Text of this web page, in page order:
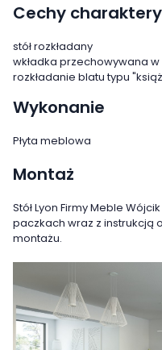
Cechy
stół rozkładany
wkładka przechowywana w
rozkładanie blatu typu
Wykonanie
Płyta meblowa
Montaż
Stół Lyon Firmy Meble
paczkach wraz z instrukcją
montażu.